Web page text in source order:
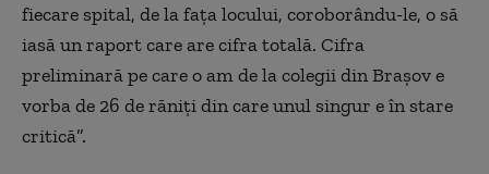
fiecare spital, de la faţa locului, coroborându-le, o să
iasă un raport care are cifra totală. Cifra
preliminară pe care o am de la colegii din Braşov e
vorba de 26 de răniţi din care unul singur e în stare
critică”.